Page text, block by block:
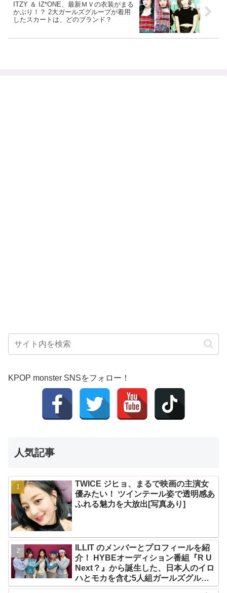
ITZY ＆ IZ*ONE、最新ＭＶの衣装がまる
かぶり！？ 2大ガールズグループが着用
したスカートは、どのブランド？
KPOP monster SNSをフォロー！
人気記事
TWICE ジヒョ、まるで映画の主演女
優みたい！ ツインテール姿で透明感あ
ふれる魅力を大放出[写真あり]
ILLIT のメンバーとプロフィールを紹
介！ HYBEオーディション番組『R U
Next？』から誕生した、日本人のイロ
ハとモカを含む5人組ガールズグルー
プ！ デビュー曲「Magnetic」がいき